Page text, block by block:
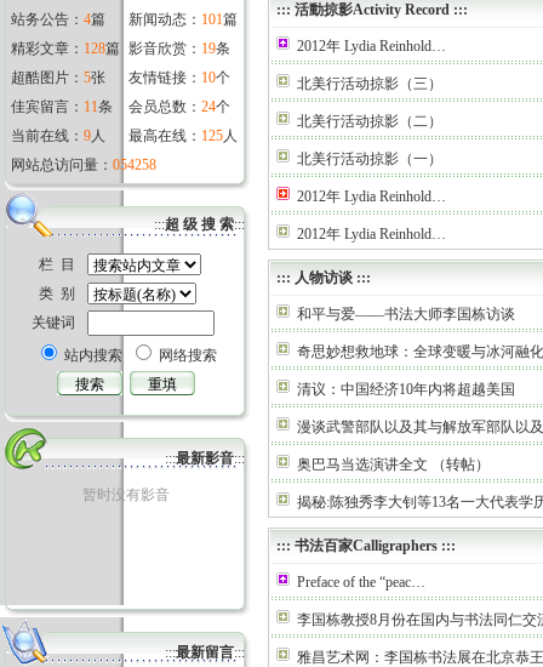
站务公告： 4篇 新闻动态： 101篇
精彩文章： 128篇 影音欣赏： 19条
超酷图片： 5张 友情链接： 10个
佳宾留言： 11条 会员总数： 24个
当前在线： 9人 最高在线： 125人
网站总访问量： 054258
:::超 级 搜 索:::
栏 目
类 别
关键词
站内搜索
网络搜索
:::最新影音:::
暂时没有影音
:::最新留言:::
::: 活動掠影Activity Record :::
2012年 Lydia Reinhold…
北美行活动掠影（三）
北美行活动掠影（二）
北美行活动掠影（一）
2012年 Lydia Reinhold…
2012年 Lydia Reinhold…
::: 人物访谈 :::
和平与爱——书法大师李国栋访谈
奇思妙想救地球：全球变暖与冰河融化
清议：中国经济10年内将超越美国
漫谈武警部队以及其与解放军部队以
奥巴马当选演讲全文 （转帖）
揭秘:陈独秀李大钊等13名一大代表学
::: 书法百家Calligraphers :::
Preface of the “peac…
李国栋教授8月份在国内与书法同仁交
雅昌艺术网：李国栋书法展在北京恭